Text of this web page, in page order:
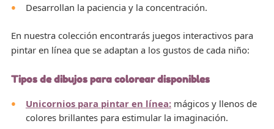
Desarrollan la paciencia y la concentración.
En nuestra colección encontrarás juegos interactivos para
pintar en línea que se adaptan a los gustos de cada niño:
Tipos de dibujos para colorear disponibles
Unicornios para pintar en línea:mágicos y llenos de
colores brillantes para estimular la imaginación.